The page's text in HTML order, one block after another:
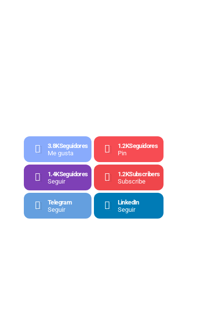
3.8KSeguidores
Me gusta
1.2KSeguidores
Pin
1.4KSeguidores
Seguir
1.2KSubscribers
Subscribe
Telegram
Seguir
LinkedIn
Seguir